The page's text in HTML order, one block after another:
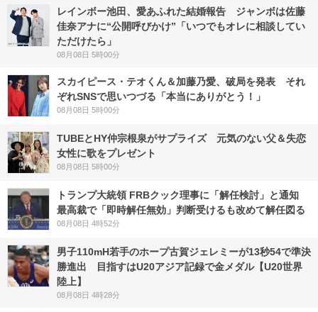
レインボー池田、愛あふれた結婚報告 ジャンボは佐藤
佳奈アナに“公開呼びかけ”「いつでもオレに相談してい
ただけたら」
08月08日 5時00分
スカイピース・テオくん＆加藤乃愛、破局を発表 それ
ぞれSNSで思いつづる「本当にありがとう！」
08月08日 5時00分
TUBEとHY仲宗根泉がサプライズ 元気のない父＆失恋
女性に歌をプレゼント
08月08日 5時00分
トランプ大統領 FRBクック理事に「解任検討」と通知
最高裁で「即時解任無効」判断受けるも改めて解任図る
08月08日 4時52分
男子110mH若手のホープ古賀ジェレミーが13秒54で準決
勝進出 目指すはU20アジア記録で金メダル【U20世界
陸上】
08月08日 4時28分